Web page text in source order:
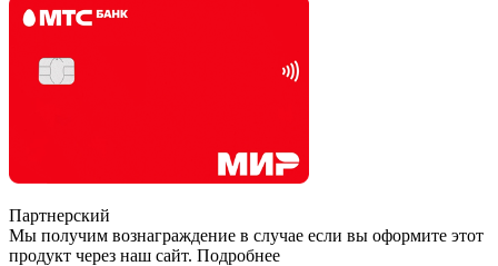
Партнерский
Мы получим вознаграждение в случае если вы оформите этот
продукт через наш сайт. Подробнее